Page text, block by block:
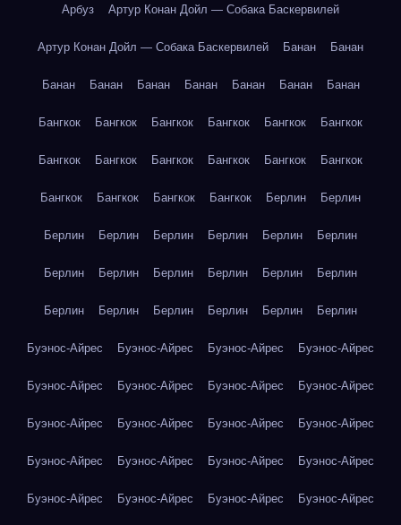
Арбуз Артур Конан Дойл — Собака Баскервилей
Артур Конан Дойл — Собака Баскервилей Банан Банан
Банан Банан Банан Банан Банан Банан Банан
Бангкок Бангкок Бангкок Бангкок Бангкок Бангкок
Бангкок Бангкок Бангкок Бангкок Бангкок Бангкок
Бангкок Бангкок Бангкок Бангкок Берлин Берлин
Берлин Берлин Берлин Берлин Берлин Берлин
Берлин Берлин Берлин Берлин Берлин Берлин
Берлин Берлин Берлин Берлин Берлин Берлин
Буэнос-Айрес Буэнос-Айрес Буэнос-Айрес Буэнос-Айрес
Буэнос-Айрес Буэнос-Айрес Буэнос-Айрес Буэнос-Айрес
Буэнос-Айрес Буэнос-Айрес Буэнос-Айрес Буэнос-Айрес
Буэнос-Айрес Буэнос-Айрес Буэнос-Айрес Буэнос-Айрес
Буэнос-Айрес Буэнос-Айрес Буэнос-Айрес Буэнос-Айрес